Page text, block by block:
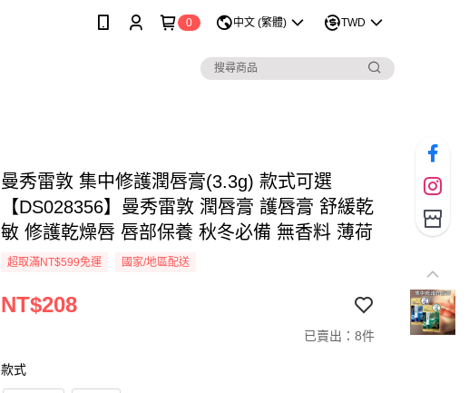
0 中文 (繁體) TWD
曼秀雷敦 集中修護潤唇膏(3.3g) 款式可選
【DS028356】曼秀雷敦 潤唇膏 護唇膏 舒緩乾
敏 修護乾燥唇 唇部保養 秋冬必備 無香料 薄荷
超取滿NT$599免運 國家/地區配送
NT$208
已賣出：8件
款式